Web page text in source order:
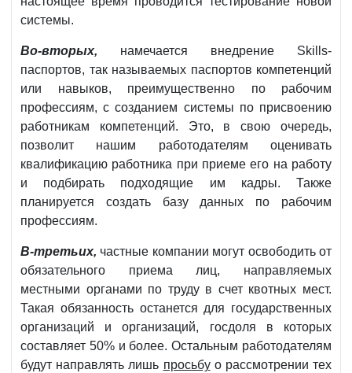
системы.
Во-вторых, намечается внедрение Skills-
паспортов, так называемых паспортов компетенций
или навыков, преимущественно по рабочим
профессиям, с созданием системы по присвоению
работникам компетенций. Это, в свою очередь,
позволит нашим работодателям оценивать
квалификацию работника при приеме его на работу
и подбирать подходящие им кадры. Также
планируется создать базу данных по рабочим
профессиям.
В-третьих, частные компании могут освободить от
обязательного приема лиц, направляемых
местными органами по труду в счет квотных мест.
Такая обязанность останется для государственных
организаций и организаций, госдоля в которых
составляет 50% и более. Остальным работодателям
будут направлять лишь просьбуо рассмотрении тех